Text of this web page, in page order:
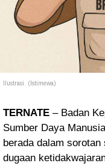
Ilustrasi. (Istimewa)
TERNATE – Badan
Sumber Daya
berada dalam
dugaan